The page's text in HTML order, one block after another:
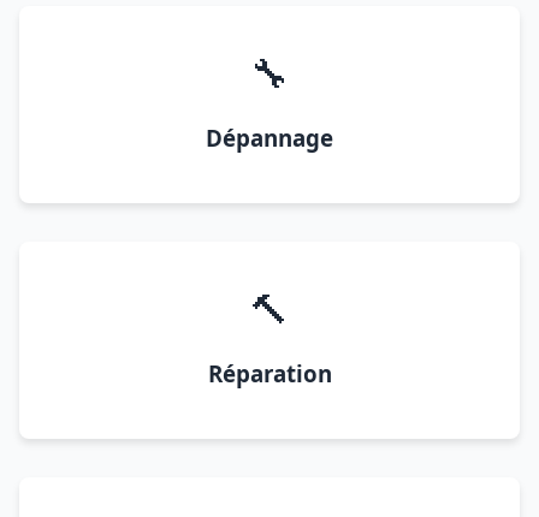
🔧
Dépannage
🔨
Réparation